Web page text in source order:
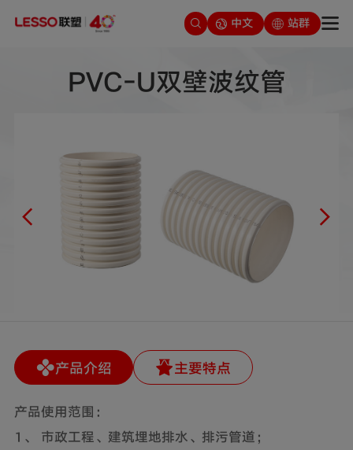
中文 站群
PVC-U双壁波纹管
产品介绍 主要特点
产品使用范围：
1、 市政工程、建筑埋地排水、排污管道；